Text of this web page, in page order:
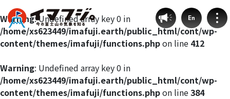
En
登山ルート別気象
Warning: Undefined array key 0 in
/home/xs623449/imafuji.earth/public_html/cont/wp-
content/themes/imafuji/functions.phpon line 412
Warning: Undefined array key 0 in
/home/xs623449/imafuji.earth/public_html/cont/wp-
content/themes/imafuji/functions.phpon line384